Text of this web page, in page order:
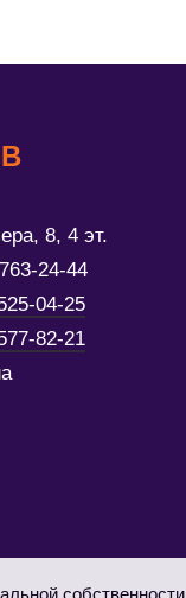
8, 4 эт.
24-44
04-25
82-21